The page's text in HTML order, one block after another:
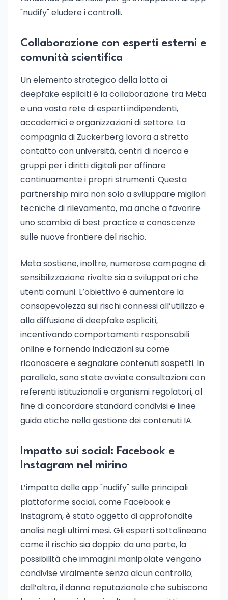
"nudify" eludere i controlli.
Collaborazione con esperti esterni e
comunità scientifica
Un elemento strategico della lotta ai
deepfake espliciti è la collaborazione tra Meta
e una vasta rete di esperti indipendenti,
accademici e organizzazioni di settore. La
compagnia di Zuckerberg lavora a stretto
contatto con università, centri di ricerca e
gruppi per i diritti digitali per affinare
continuamente i propri strumenti. Questa
partnership mira non solo a sviluppare migliori
tecniche di rilevamento, ma anche a favorire
uno scambio di best practice e conoscenze
sulle nuove frontiere del rischio.
Meta sostiene, inoltre, numerose campagne di
sensibilizzazione rivolte sia a sviluppatori che
utenti comuni. L’obiettivo è aumentare la
consapevolezza sui rischi connessi all’utilizzo e
alla diffusione di deepfake espliciti,
incentivando comportamenti responsabili
online e fornendo indicazioni su come
riconoscere e segnalare contenuti sospetti. In
parallelo, sono state avviate consultazioni con
referenti istituzionali e organismi regolatori, al
fine di concordare standard condivisi e linee
guida etiche nella gestione dei contenuti IA.
Impatto sui social: Facebook e
Instagram nel mirino
L’impatto delle app "nudify" sulle principali
piattaforme social, come Facebook e
Instagram, è stato oggetto di approfondite
analisi negli ultimi mesi. Gli esperti sottolineano
come il rischio sia doppio: da una parte, la
possibilità che immagini manipolate vengano
condivise viralmente senza alcun controllo;
dall’altra, il danno reputazionale che subiscono